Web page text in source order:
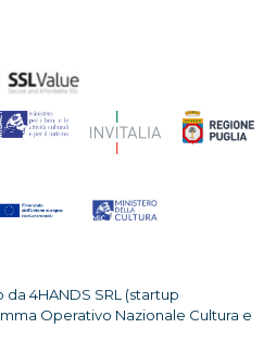
4HANDS SRL (startup
Operativo Nazionale Cultura e